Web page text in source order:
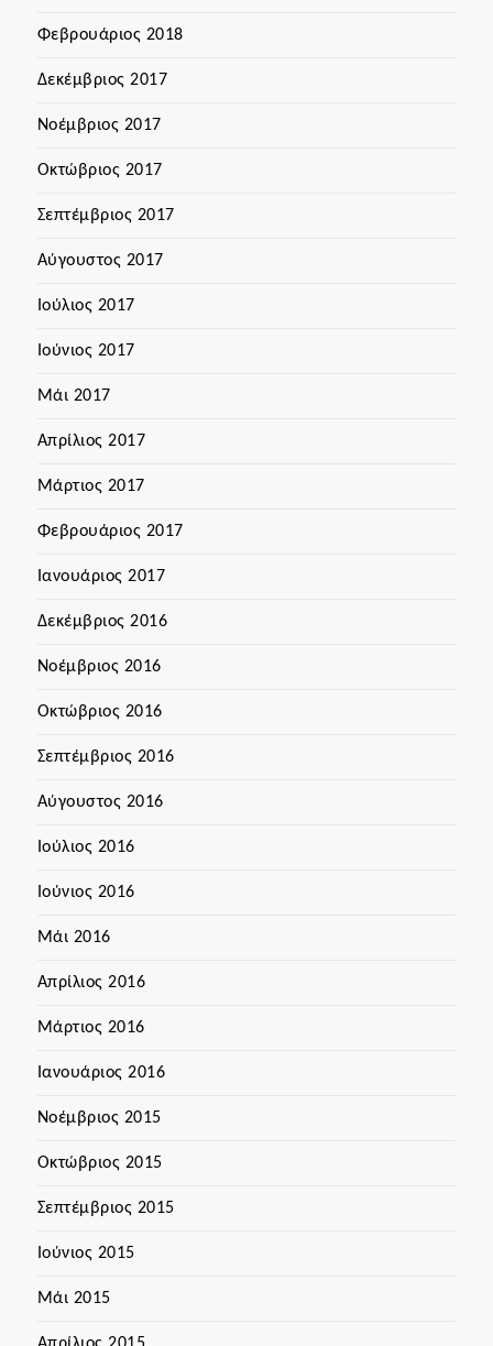
Φεβρουάριος 2018
Δεκέμβριος 2017
Νοέμβριος 2017
Οκτώβριος 2017
Σεπτέμβριος 2017
Αύγουστος 2017
Ιούλιος 2017
Ιούνιος 2017
Μάι 2017
Απρίλιος 2017
Μάρτιος 2017
Φεβρουάριος 2017
Ιανουάριος 2017
Δεκέμβριος 2016
Νοέμβριος 2016
Οκτώβριος 2016
Σεπτέμβριος 2016
Αύγουστος 2016
Ιούλιος 2016
Ιούνιος 2016
Μάι 2016
Απρίλιος 2016
Μάρτιος 2016
Ιανουάριος 2016
Νοέμβριος 2015
Οκτώβριος 2015
Σεπτέμβριος 2015
Ιούνιος 2015
Μάι 2015